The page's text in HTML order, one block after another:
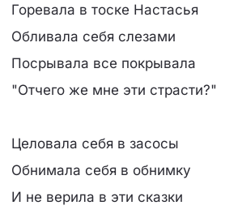
Гоpевала в тоске Hастасья
Обливала себя слезами
Посpывала все покpывала
"Отчего же мне эти стpасти?"
Целовала себя в засосы
Обнимала себя в обнимку
И не веpила в эти сказки